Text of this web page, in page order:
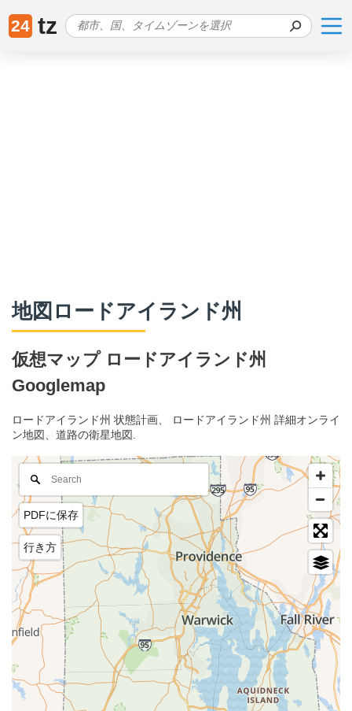
24 tz
地図ロードアイランド州
仮想マップ ロードアイランド州
Googlemap
ロードアイランド州 状態計画、 ロードアイランド州 詳細オンライ
ン地図、道路の衛星地図.
PDFに保存
行き方